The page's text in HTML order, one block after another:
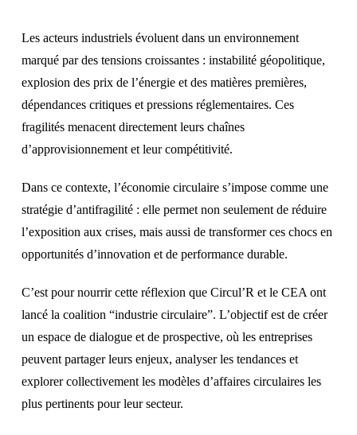
Les acteurs industriels évoluent dans un environnement
marqué par des tensions croissantes : instabilité géopolitique,
explosion des prix de l’énergie et des matières premières,
dépendances critiques et pressions réglementaires. Ces
fragilités menacent directement leurs chaînes
d’approvisionnement et leur compétitivité.
Dans ce contexte, l’économie circulaire s’impose comme une
stratégie d’antifragilité : elle permet non seulement de réduire
l’exposition aux crises, mais aussi de transformer ces chocs en
opportunités d’innovation et de performance durable.
C’est pour nourrir cette réflexion que Circul’R et le CEA ont
lancé la coalition “industrie circulaire”. L’objectif est de créer
un espace de dialogue et de prospective, où les entreprises
peuvent partager leurs enjeux, analyser les tendances et
explorer collectivement les modèles d’affaires circulaires les
plus pertinents pour leur secteur.